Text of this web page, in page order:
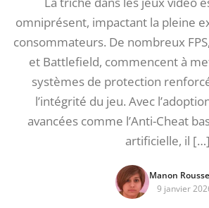
omniprésent, impactant la pleine
consommateurs. De nombreux
et Battlefield, commencent à
systèmes de protection
l’intégrité du jeu. Avec
avancées comme l’Anti-Cheat
artificielle, il […]
Manon
9 janvier